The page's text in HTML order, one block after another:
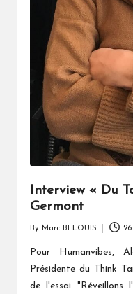
Interview « Du
Germont
by
By Marc BELOUIS
Pour Humanvibes,
Présidente du Think
de l'essai "Réveillons